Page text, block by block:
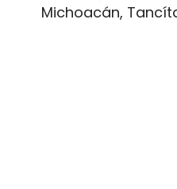
Michoacán,